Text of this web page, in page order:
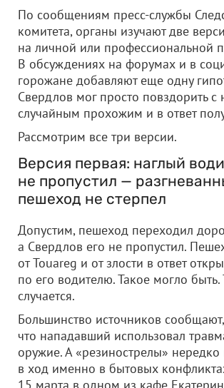
По сообщениям пресс-службы
комитета, органы изучают две
на личной или профессиональной
В обсуждениях на форумах и в
горожане добавляют еще одну
Свердлов мог просто повздорить
случайным прохожим и в ответ
Рассмотрим все три версии.
Версия первая: наглый
не пропустил —
пешеход не стерпел
Допустим, пешеход переходил
а Свердлов его не пропустил.
от Touareg и от злости в ответ
по его водителю. Такое могло быть.
случается.
Большинство источников сообщают,
что нападавший использовал
оружие. А «резинострелы» нередко
в ход именно в бытовых